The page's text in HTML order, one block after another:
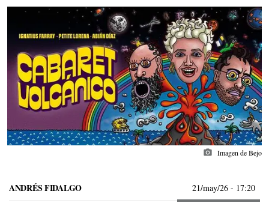
photo_camera Imagen de Bejo
ANDRÉS FIDALGO 21/may/26 - 17:20